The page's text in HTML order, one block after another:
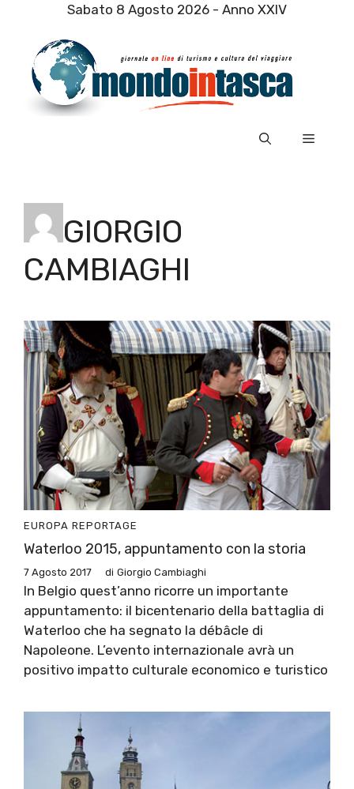
contenuto
Sabato 8 Agosto 2026 - Anno XXIV
Menu
GIORGIO
CAMBIAGHI
EUROPA REPORTAGE
Waterloo 2015, appuntamento con la storia
7 Agosto 2017 di Giorgio Cambiaghi
In Belgio quest’anno ricorre un importante
appuntamento: il bicentenario della battaglia di
Waterloo che ha segnato la débâcle di
Napoleone. L’evento internazionale avrà un
positivo impatto culturale economico e turistico